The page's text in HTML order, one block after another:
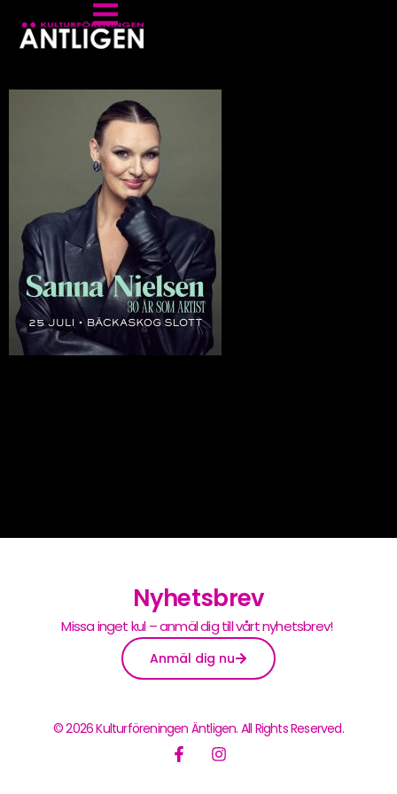
Nyhetsbrev
Missa inget kul – anmäl dig till vårt nyhetsbrev!
Anmäl dig nu
© 2026 Kulturföreningen Äntligen. All Rights Reserved.